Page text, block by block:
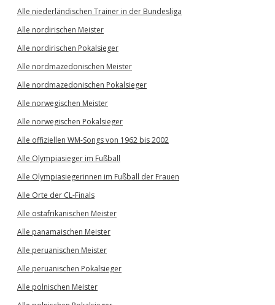
Alle niederländischen Trainer in der Bundesliga
Alle nordirischen Meister
Alle nordirischen Pokalsieger
Alle nordmazedonischen Meister
Alle nordmazedonischen Pokalsieger
Alle norwegischen Meister
Alle norwegischen Pokalsieger
Alle offiziellen WM-Songs von 1962 bis 2002
Alle Olympiasieger im Fußball
Alle Olympiasiegerinnen im Fußball der Frauen
Alle Orte der CL-Finals
Alle ostafrikanischen Meister
Alle panamaischen Meister
Alle peruanischen Meister
Alle peruanischen Pokalsieger
Alle polnischen Meister